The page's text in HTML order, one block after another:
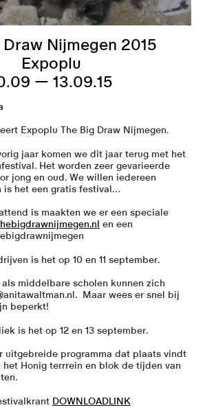
Draw Nijmegen 2015
Expoplu
— 13.09.15
Expoplu The Big Draw Nijmegen.
jaar komen we dit jaar terug met het
Het worden zeer gevarieerde
jong en oud. We willen iedereen
is het een gratis festival…
is maakten we er een speciale
en een
is het op 10 en 11 september.
middelbare scholen kunnen zich
Maar wees er snel bij
beperkt!
is het op 12 en 13 september.
uitgebreide programma dat plaats vindt
het Honig terrrein en blok de tijden van
DOWNLOADLINK